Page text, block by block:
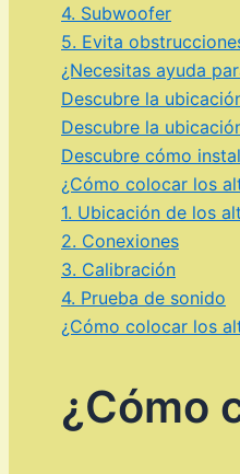
4. Subwoofer
5. Evita
¿Necesitas ayuda
Descubre la
Descubre la
Descubre cómo
¿Cómo colocar los
1. Ubicación de los
2. Conexiones
3. Calibración
4. Prueba de sonido
¿Cómo colocar los
¿Cómo